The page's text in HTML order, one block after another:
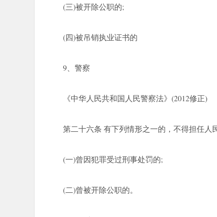
(三)被开除公职的;
(四)被吊销执业证书的
9、警察
《中华人民共和国人民警察法》(2012修正)
第二十六条 有下列情形之一的，不得担任人
(一)曾因犯罪受过刑事处罚的;
(二)曾被开除公职的。